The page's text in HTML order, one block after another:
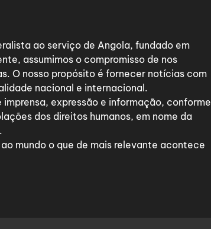
ao serviço de Angola, fundado em
assumimos o compromisso de nos
O nosso propósito é fornecer notícias com
nacional e internacional.
expressão e informação, conforme
dos direitos humanos, em nome da
mundo o que de mais relevante acontece